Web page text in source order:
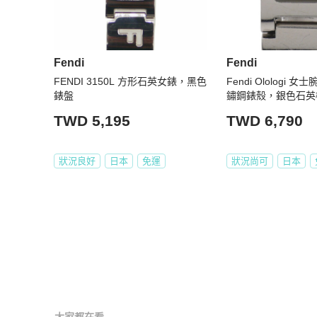
Fendi
FENDI 3150L 方形石英女錶，黑色
錶盤
TWD 5,195
狀況良好 日本 免運
Fendi
Fendi Olologi 女士
鏽鋼錶殼，銀色石
TWD 6,790
狀況尚可 日本